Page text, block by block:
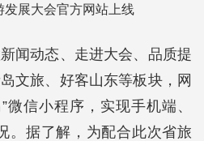
发展大会官方网站上线
闻动态、走进大会、品质提
文旅、好客山东等板块，网
微信小程序，实现手机端、
。据了解，为配合此次省旅